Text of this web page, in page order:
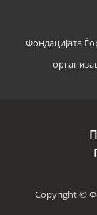
Фондацијата
Copyright ©